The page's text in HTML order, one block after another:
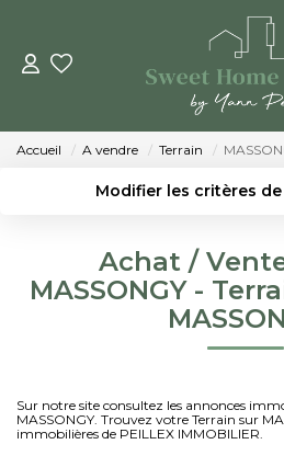
Qui
Accueil A vendre Terrain
Modifier les critères
Surface min
Plus de critères
Achat /
MASSONGY -
Sur notre site consultez les annonces
MASSONGY. Trouvez votre Terrain sur
immobilières de PEILLEX IMMOBILIER.